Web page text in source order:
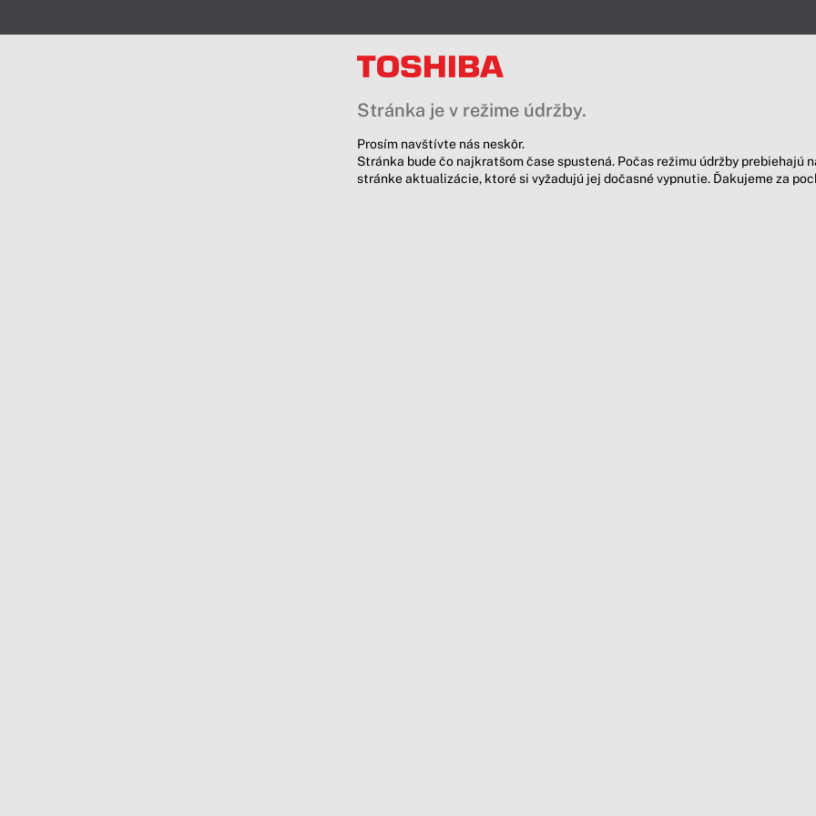
Stránka je v režime údržby.
Prosím navštívte nás neskôr.
Stránka bude čo najkratšom čase spustená. Počas režimu údržby prebiehajú
stránke aktualizácie, ktoré si vyžadujú jej dočasné vypnutie. Ďakujeme za